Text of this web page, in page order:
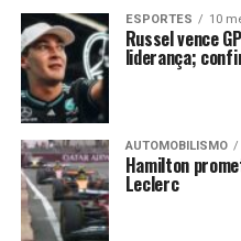
ESPORTES 10
Russel vence
liderança;
AUTOMOBILISMO
Hamilton
Leclerc